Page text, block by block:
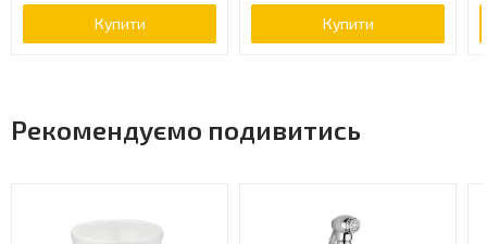
Купити Купити
Рекомендуємо подивитись